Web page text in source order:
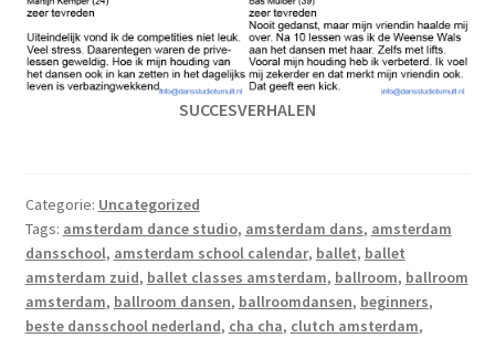
SUCCESVERHALEN
Categorie: Uncategorized
Tags: amsterdam dance studio, amsterdam dans, amsterdam
dansschool, amsterdam school calendar, ballet, ballet
amsterdam zuid, ballet classes amsterdam, ballroom, ballroom
amsterdam, ballroom dansen, ballroomdansen, beginners,
beste dansschool nederland, cha cha, clutch amsterdam,